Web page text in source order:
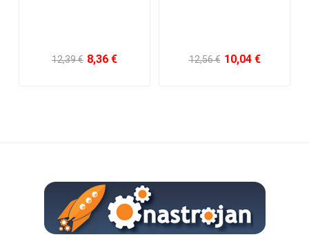
12,39 € 8,36 € 12,56 € 10,04 €